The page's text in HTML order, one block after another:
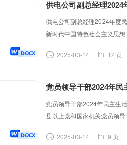
供电公司副总经理
供电公司副总经理2024年度
新时代中国特色社会主义思想
专题民主生活会整改措施落
2025-03-14 12 页
党员领导干部2024年
党员领导干部2024年民主生
县以上党和国家机关党员领
党纪学习教育常态化长效化
2025-03-14 9 页